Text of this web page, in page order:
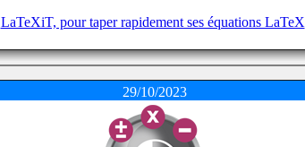
LaTeXiT, pour taper rapidement ses équations LaTeX
29/10/2023